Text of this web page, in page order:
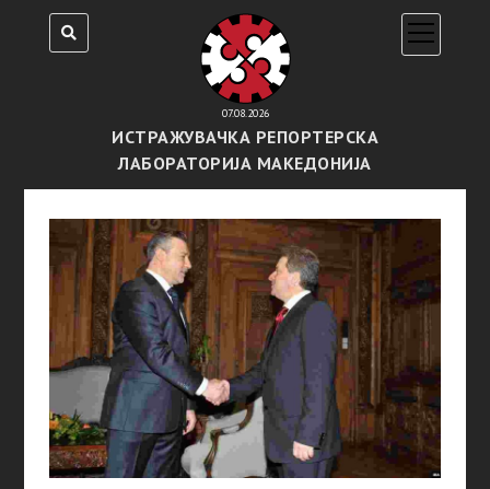
07.08.2026
ИСТРАЖУВАЧКА РЕПОРТЕРСКА
ЛАБОРАТОРИЈА МАКЕДОНИЈА
open
menu